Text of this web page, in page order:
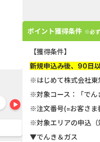
ゲーム
Double
ポイント獲得条件 ※必
【獲得条件】
新規申込み後、90日
※はじめて株式会社東
※対象コース：「でん
※注文番号(=お客さま
※対象エリアの申込（
▼でんき＆ガス